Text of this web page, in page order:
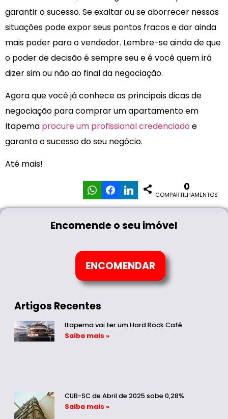
garantir o sucesso. Se exaltar ou se aborrecer nessas
situações pode expor seus pontos fracos e dar ainda
mais poder para o vendedor. Lembre-se ainda de que
o poder de decisão é sempre seu e é você quem irá
dizer sim ou não ao final da negociação.
Agora que você já conhece as principais dicas de
negociação para comprar um apartamento em
Itapema procure um profissional credenciado e
garanta o sucesso do seu negócio.
Até mais!
0
COMPARTILHAMENTOS
Encomende o seu imóvel
ENCOMENDAR
Artigos Recentes
Itapema vai ter um Hard Rock Café
Saiba mais »
CUB-SC de Abril de 2025 sobe 0,28%
Saiba mais »